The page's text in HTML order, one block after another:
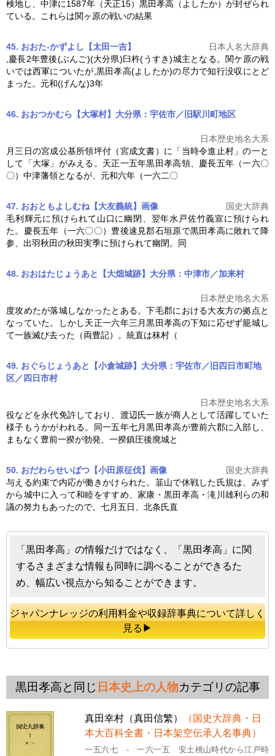
検地し、中津に1587年（天正15） 黒田孝高 （よしたか）が封ぜられ
ている。これらは関ヶ原の戦いの結果
45. おおた-かずよし【太田一吉】
日本人名大辞典
,慶長2年豊後(ぶんご)(大分県)臼杵(うすき)城主となる。関ケ原の戦
いでは西軍についたが,黒田孝高(よしたか)の尽力で知行没収にとど
まった。元和(げんな)3年
46. おおつかむら【大塚村】大分県：宇佐市／旧駅川町地区
日本歴史地名大系
月三日の宮成公基所領坪付（宮成文書）に「当時令進止村」の一と
して「大塚」がみえる。天正一五年黒田孝高領、慶長五年（一六〇
〇）中津藩領となるが、元和六年（一六二〇
47. おおともよしむね【大友義統】 画像
国史大辞典
毛利輝元に預けられて山口に幽閉、翌年水戸佐竹義宣に預けられ
た。慶長五年（一六〇〇）豊後速見郡石垣原で黒田孝高に敗れて降
参、出羽秋田の秋田実季に預けられて幽閉。同
48. おおはたじょうあと【大畑城跡】大分県：中津市／加来村
日本歴史地名大系
度攻めたが落城しなかったとある。下毛郡における大友方の拠点と
なっていた。しかし天正一六年三月黒田孝高の下知に応ぜず籠城し
て一族滅び去った（両豊記）。統直は秣村（
49. おぐらじょうあと【小倉城跡】大分県：宇佐市／旧四日市町地
区／四日市村
日本歴史地名大系
役などを永代免許しており、渡辺氏一族が商人として活躍していた
様子もうかがわれる。同一五年七月黒田孝高が豊前六郡に入部し、
まもなく豊前一揆が勃発、一揆鎮圧後廃城と
50. おだわらせいばつ【小田原征伐】 画像
国史大辞典
与える約束で内応が働きかけられた。韮山で休戦した氏規は、みず
から城中に入って和睦をすすめ、家康・ 黒田孝高 ・滝川雄利らの和
議の努力もあったので、七月五日、北条氏直
「黒田孝高」の情報だけではなく、「黒田孝高」に関
するさまざまな情報も同時に調べることができるた
め、幅広い視点から知ることができます。
ジャパンナレッジの利用料金や収録辞事典について詳しく
見る▶
黒田孝高と同じ 日本史上の人物カテゴリの記事
真田幸村（真田信繁）
（国史大辞典・日
本大百科全書・日本架空伝承人名事典）
一五六七 - 一六一五 安土桃山時代から江戸時